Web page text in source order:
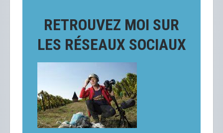
RETROUVEZ MOI SUR
LES RÉSEAUX SOCIAUX